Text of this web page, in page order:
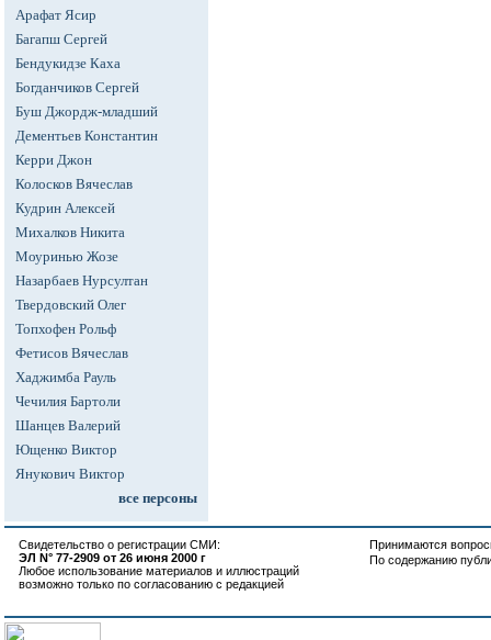
Арафат Ясир
Багапш Сергей
Бендукидзе Каха
Богданчиков Сергей
Буш Джордж-младший
Дементьев Константин
Керри Джон
Колосков Вячеслав
Кудрин Алексей
Михалков Никита
Моуринью Жозе
Назарбаев Нурсултан
Твердовский Олег
Топхофен Рольф
Фетисов Вячеслав
Хаджимба Рауль
Чечилия Бартоли
Шанцев Валерий
Ющенко Виктор
Янукович Виктор
все персоны
Свидетельство о регистрации СМИ:
ЭЛ N° 77-2909 от 26 июня 2000 г
Любое использование материалов и иллюстраций
возможно только по согласованию с редакцией
Принимаются
По содержанию